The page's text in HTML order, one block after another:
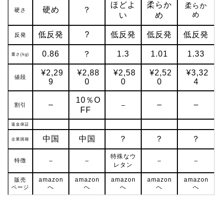
硬さ 硬め ？
ほどよ
い
柔らか
め
柔らか
め
反発 低反発 ? 低反発 低反発 低反発
重さ(kg) 0.86 ？ 1.3 1.01 1.33
値段
¥2,29
9
¥2,88
0
¥2,58
0
¥2,52
0
¥3,32
4
割引 –
10％O
FF
– – –
返金保証
企業国籍 中国 中国 ？ ？ ？
特徴 – –
特殊なウ
レタン
– –
販売
ページ
amazon
へ
amazon
へ
amazon
へ
amazon
へ
amazon
へ